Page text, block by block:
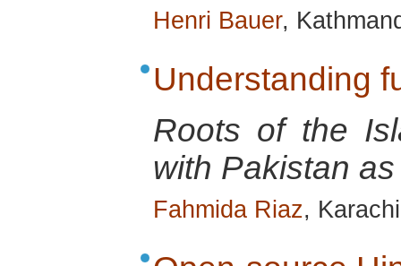
Henri Bauer,
Understanding
Roots of the
with Pakistan
Fahmida Riaz,